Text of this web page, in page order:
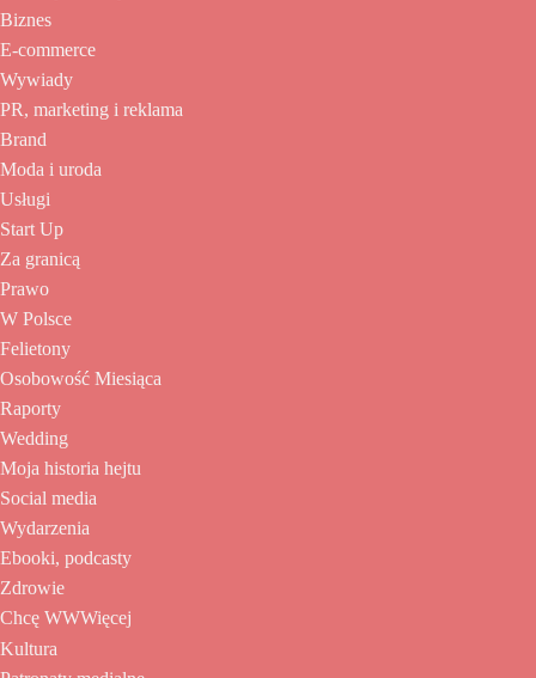
Biznes
E-commerce
Wywiady
PR, marketing i reklama
Brand
Moda i uroda
Usługi
Start Up
Za granicą
Prawo
W Polsce
Felietony
Osobowość Miesiąca
Raporty
Wedding
Moja historia hejtu
Social media
Wydarzenia
Ebooki, podcasty
Zdrowie
Chcę WWWięcej
Kultura